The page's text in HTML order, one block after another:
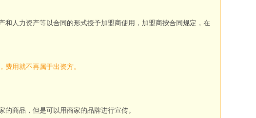
人力资产等以合同的形式授予加盟商使用，加盟商按合同规定，在
用就不再属于出资方。
商品，但是可以用商家的品牌进行宣传。